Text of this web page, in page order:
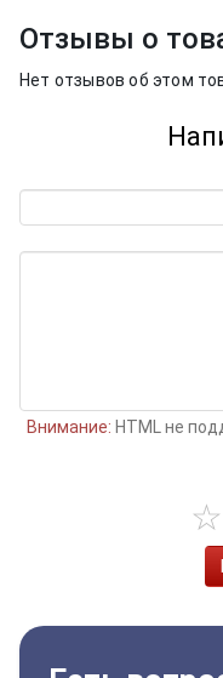
Отзывы о
Нет отзывов об этом
Внимание: HTML не